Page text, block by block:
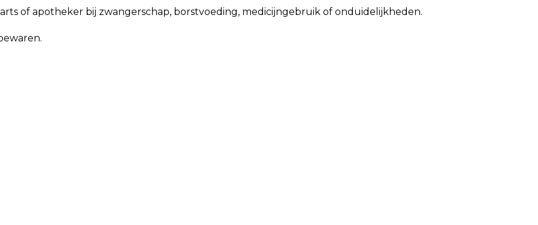
of apotheker bij zwangerschap, borstvoeding, medicijngebruik of onduidelijkheden.